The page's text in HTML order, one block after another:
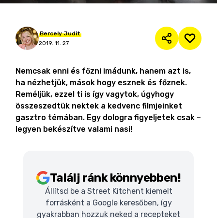
Bercely Judit
2019. 11. 27.
Nemcsak enni és főzni imádunk, hanem azt is,
ha nézhetjük, mások hogy esznek és főznek.
Reméljük, ezzel ti is így vagytok, úgyhogy
összeszedtük nektek a kedvenc filmjeinket
gasztro témában. Egy dologra figyeljetek csak –
legyen bekészítve valami nasi!
Találj ránk könnyebben!
Állítsd be a Street Kitchent kiemelt
forrásként a Google keresőben, így
gyakrabban hozzuk neked a recepteket